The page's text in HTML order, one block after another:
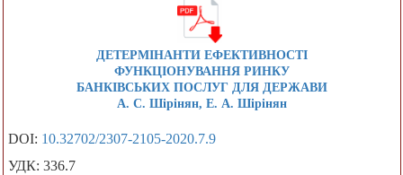
ДЕТЕРМІНАНТИ ЕФЕКТИВНОСТІ
ФУНКЦІОНУВАННЯ РИНКУ
БАНКІВСЬКИХ ПОСЛУГ ДЛЯ ДЕРЖАВИ
А. С. Шірінян, Е. А. Шірінян
DOI: 10.32702/2307-2105-2020.7.9
УДК: 336.7